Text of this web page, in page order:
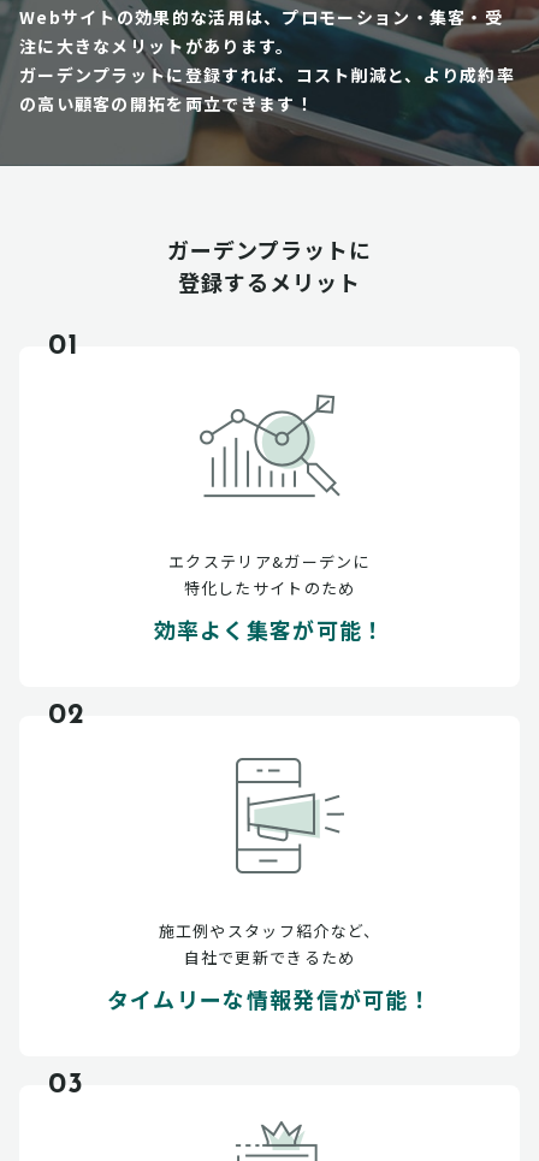
Webサイトの効果的な活用は、プロモーション・集客・受
注に大きなメリットがあります。
ガーデンプラットに登録すれば、コスト削減と、より成約率
の高い顧客の開拓を両立できます！
ガーデンプラットに
登録するメリット
01
エクステリア&ガーデンに
特化したサイトのため
効率よく集客が可能！
02
施工例やスタッフ紹介など、
自社で更新できるため
タイムリーな情報発信が可能！
03